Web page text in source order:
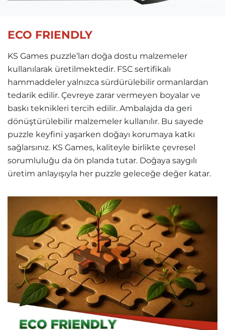
ECO FRIENDLY
KS Games puzzle’ları doğa dostu malzemeler
kullanılarak üretilmektedir. FSC sertifikalı
hammaddeler yalnızca sürdürülebilir ormanlardan
tedarik edilir. Çevreye zarar vermeyen boyalar ve
baskı teknikleri tercih edilir. Ambalajda da geri
dönüştürülebilir malzemeler kullanılır. Bu sayede
puzzle keyfini yaşarken doğayı korumaya katkı
sağlarsınız. KS Games, kaliteyle birlikte çevresel
sorumluluğu da ön planda tutar. Doğaya saygılı
üretim anlayışıyla her puzzle geleceğe değer katar.